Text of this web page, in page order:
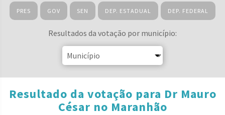
PRES GOV SEN DEP. ESTADUAL DEP. FEDERAL
Resultados da votação por município:
Resultado da votação para Dr Mauro
César no Maranhão